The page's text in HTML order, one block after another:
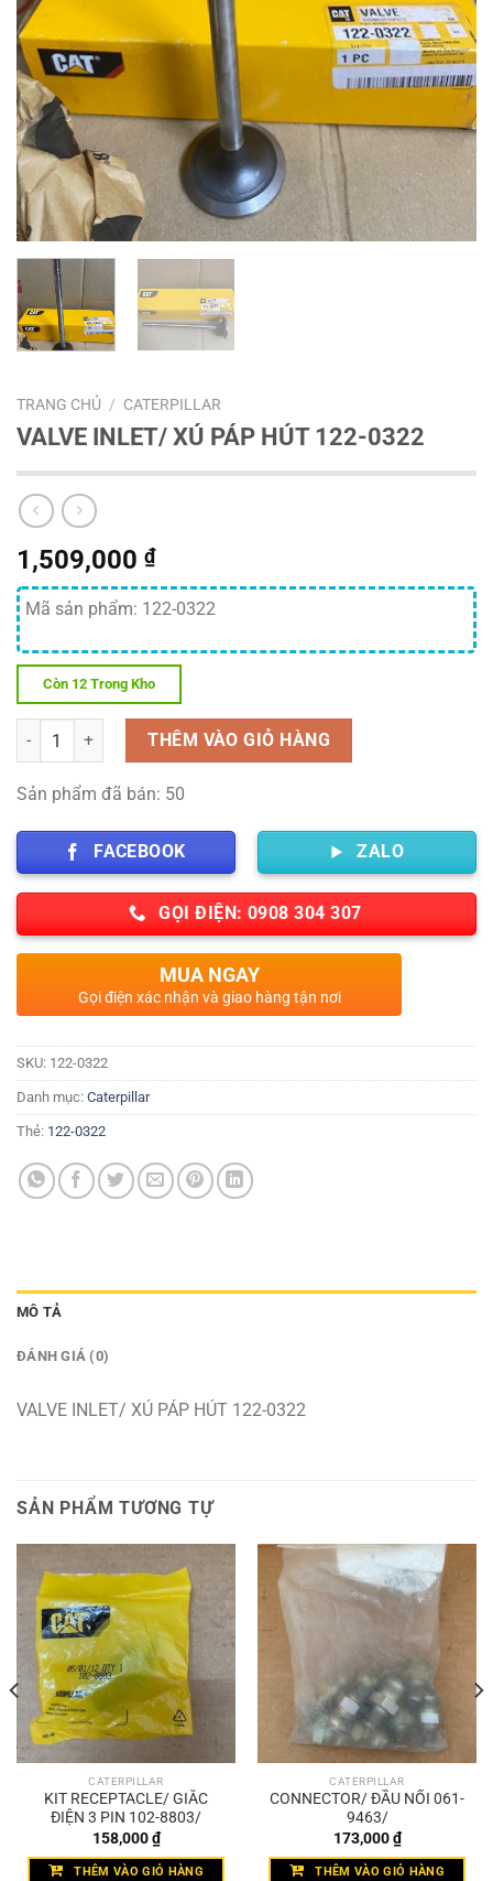
TRANG CHỦ / CATERPILLAR
VALVE INLET/ XÚ PÁP HÚT 122-0322
1,509,000 ₫
Mã sản phẩm: 122-0322
Còn 12 Trong Kho
Số lượng THÊM VÀO GIỎ HÀNG
Sản phẩm đã bán: 50
FACEBOOK ZALO
GỌI ĐIỆN: 0908 304 307
MUA NGAY
Gọi điện xác nhận và giao hàng tận nơi
SKU: 122-0322
Danh mục: Caterpillar
Thẻ: 122-0322
MÔ TẢ
ĐÁNH GIÁ (0)
VALVE INLET/ XÚ PÁP HÚT 122-0322
SẢN PHẨM TƯƠNG TỰ
CATERPILLAR
KIT RECEPTACLE/ GIẮC
ĐIỆN 3 PIN 102-8803/
158,000₫
THÊM VÀO GIỎ HÀNG
CATERPILLAR
CONNECTOR/ ĐẦU NỐI 061-
9463/
173,000₫
THÊM VÀO GIỎ HÀNG